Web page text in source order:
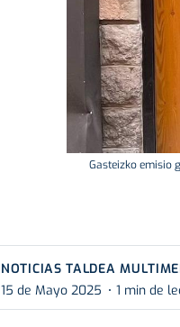
Gasteizko emisio
NOTICIAS TALDEA
15 de Mayo 2025
1 min de